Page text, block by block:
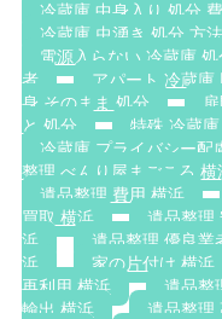
冷蔵庫 中身入り 処分
冷蔵庫 虫湧き 処分 方法
電源入らない 冷蔵庫 処
者
アパート 冷蔵庫
身 そのまま 処分
と 処分
特殊 冷蔵庫
冷蔵庫 プライバシー配
整理 べんり屋まごころ 横
遺品整理 費用 横浜
買取 横浜
遺品整理
浜
遺品整理 優良業
浜
家の片付け 横浜
再利用 横浜
遺品整
輸出 横浜
遺品整理